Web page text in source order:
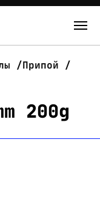
Припой
200g